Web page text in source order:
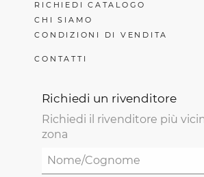
RICHIEDI CATALOGO
CHI SIAMO
CONDIZIONI DI VENDITA
CONTATTI
Richiedi un rivenditore
Richiedi il rivenditore più
zona